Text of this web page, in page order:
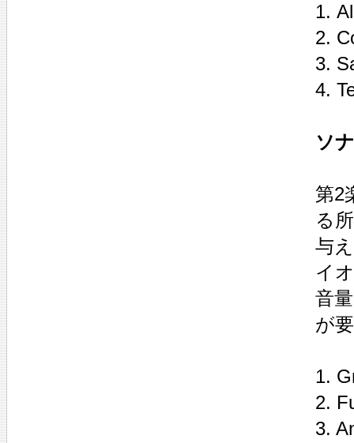
1.
2.
3.
4.
ソ
第2
る
与
イ
音
が
1.
2.
3.